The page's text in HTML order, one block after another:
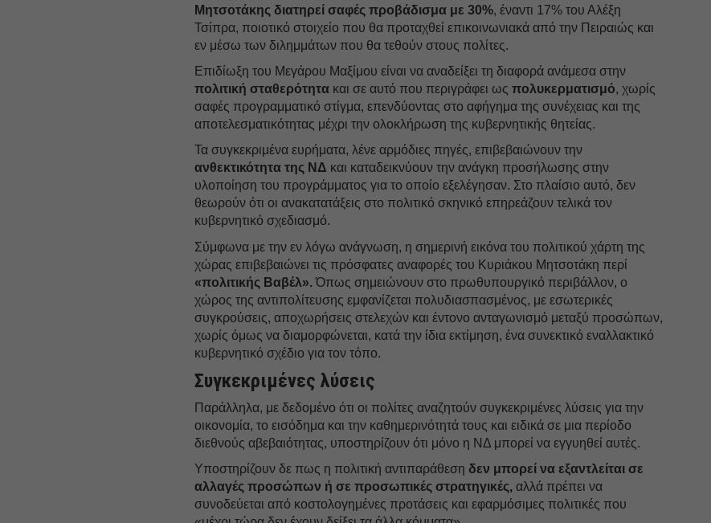
Μητσοτάκης διατηρεί σαφές προβάδισμα με 30%, έναντι 17% του Αλέξη
Τσίπρα, ποιοτικό στοιχείο που θα προταχθεί επικοινωνιακά από την Πειραιώς και
εν μέσω των διλημμάτων που θα τεθούν στους πολίτες.
Επιδίωξη του Μεγάρου Μαξίμου είναι να αναδείξει τη διαφορά ανάμεσα στην
πολιτική σταθερότητα και σε αυτό που περιγράφει ωςπολυκερματισμό, χωρίς
σαφές προγραμματικό στίγμα, επενδύοντας στο αφήγημα της συνέχειας και της
αποτελεσματικότητας μέχρι την ολοκλήρωση της κυβερνητικής θητείας.
Τα συγκεκριμένα ευρήματα, λένε αρμόδιες πηγές, επιβεβαιώνουν την
ανθεκτικότητα της ΝΔ και καταδεικνύουν την ανάγκη προσήλωσης στην
υλοποίηση του προγράμματος για το οποίο εξελέγησαν. Στο πλαίσιο αυτό, δεν
θεωρούν ότι οι ανακατατάξεις στο πολιτικό σκηνικό επηρεάζουν τελικά τον
κυβερνητικό σχεδιασμό.
Σύμφωνα με την εν λόγω ανάγνωση, η σημερινή εικόνα του πολιτικού χάρτη της
χώρας επιβεβαιώνει τις πρόσφατες αναφορές του Κυριάκου Μητσοτάκη περί
«πολιτικής Βαβέλ».Όπως σημειώνουν στο πρωθυπουργικό περιβάλλον, ο
χώρος της αντιπολίτευσης εμφανίζεται πολυδιασπασμένος, με εσωτερικές
συγκρούσεις, αποχωρήσεις στελεχών και έντονο ανταγωνισμό μεταξύ προσώπων,
χωρίς όμως να διαμορφώνεται, κατά την ίδια εκτίμηση, ένα συνεκτικό εναλλακτικό
κυβερνητικό σχέδιο για τον τόπο.
Συγκεκριμένες λύσεις
Παράλληλα, με δεδομένο ότι οι πολίτες αναζητούν συγκεκριμένες λύσεις για την
οικονομία, το εισόδημα και την καθημερινότητά τους και ειδικά σε μια περίοδο
διεθνούς αβεβαιότητας, υποστηρίζουν ότι μόνο η ΝΔ μπορεί να εγγυηθεί αυτές.
Υποστηρίζουν δε πως η πολιτική αντιπαράθεση δεν μπορεί να εξαντλείται σε
αλλαγές προσώπων ή σε προσωπικές στρατηγικές, αλλά πρέπει να
συνοδεύεται από κοστολογημένες προτάσεις και εφαρμόσιμες πολιτικές που